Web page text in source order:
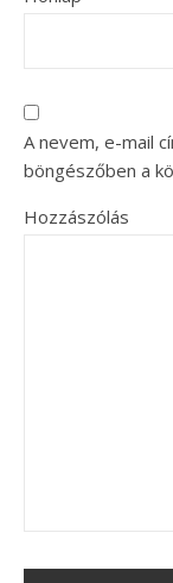
A nevem, e-mail
böngészőben a
Hozzászólás